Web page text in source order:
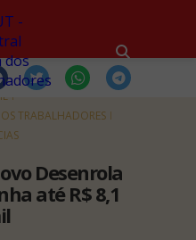
TRABALHADORES
Desenrola
até R$ 8,1